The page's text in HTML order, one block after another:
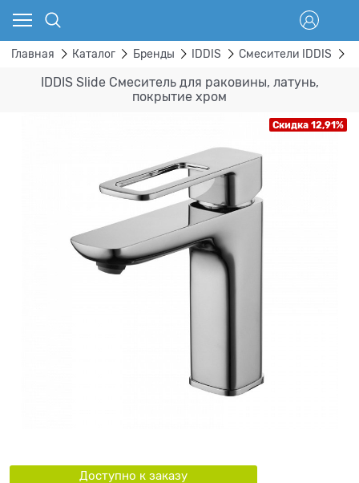
Главная Каталог Бренды IDDIS Смесители IDDIS
IDDIS Slide Смеситель для раковины, латунь,
покрытие хром
Скидка 12,91%
Доступно к заказу